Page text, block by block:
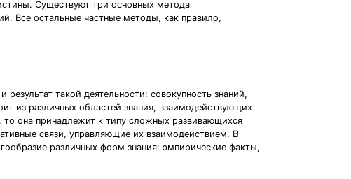
Существуют три основных метода
Все остальные частные методы, как правило,
такой деятельности: совокупность знаний,
из различных областей знания, взаимодействующих
она принадлежит к типу сложных развивающихся
связи, управляющие их взаимодействием. В
различных форм знания: эмпирические факты,